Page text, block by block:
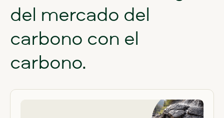
del mercado del
carbono con el
carbono.